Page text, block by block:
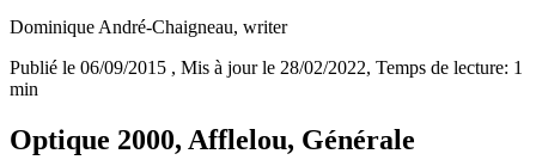
Dominique André-Chaigneau, writer
Publié le 06/09/2015 , Mis à jour le 28/02/2022, Temps de lecture: 1
min
Optique 2000, Afflelou, Générale